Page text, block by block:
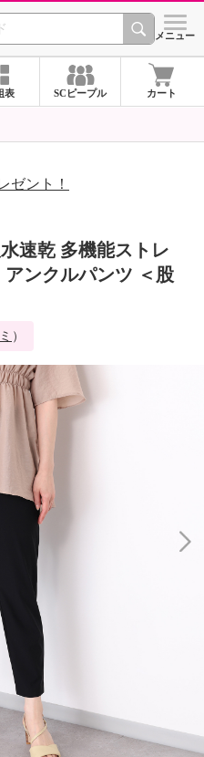
CHANNEL シメニュー
表 SCピープル カート
ゼント！
速乾 多機能ストレ
ンクルパンツ ＜股
）